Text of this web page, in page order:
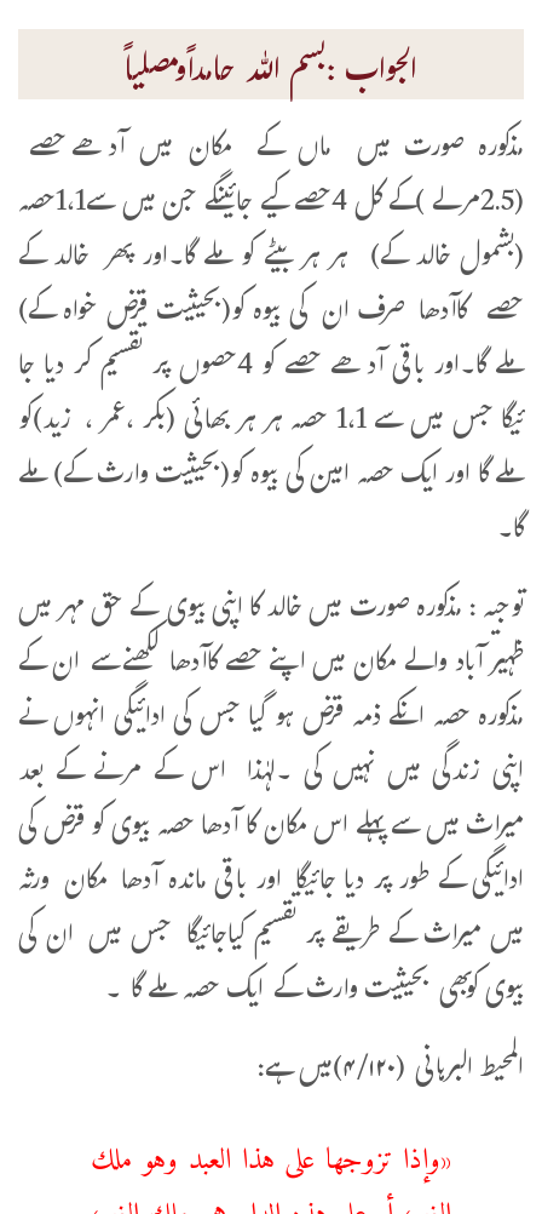
الجواب :بسم اللہ حامداًومصلیاً
مذکورہ صورت میں ماں کے مکان میں آدھےحصے
(2.5مرلے )کے کل 4حصے کیے جائینگے جن میں سے1،1حصہ
(بشمول خالد کے) ہر ہر بیٹے کو ملے گا۔اور پھر خالد کے
حصے کاآدھا صرف ان کی بیوہ کو(بحیثیت قرض خواہ کے)
ملے گا۔اور باقی آدھے حصے کو 4حصوں پر تقسیم کر دیا جا
ئیگا جس میں سے 1،1 حصہ ہر ہر بھائی (بکر ،عمر ، زید)کو
ملے گا اور ایک حصہ امین کی بیوہ کو(بحیثیت وارث کے) ملے
گا۔
توجیہ : مذکورہ صورت میں خالد کا اپنی بیوی کے حق مہر میں
ظہیر آباد والے مکان میں اپنے حصے کاآدھا لکھنےسے ان کے
مذکورہ حصہ انکے ذمہ قرض ہو گیا جس کی ادائیگی انہوں نے
اپنی زندگی میں نہیں کی ۔لہٰذا اس کے مرنے کے بعد
میراث میں سے پہلے اس مکان کا آدھا حصہ بیوی کو قرض کی
ادائیگی کے طور پر دیا جائیگا اور باقی ماندہ آدھا مکان ورثہ
میں میراث کے طریقے پر تقسیم کیاجائیگا جس میں ان کی
بیوی کوبھی بحیثیت وارث کے ایک حصہ ملے گا ۔
المحيط البرہانی (۴/۱۲۰)میں ہے:
«وإذا تزوجها على هذا العبد وهو ملك